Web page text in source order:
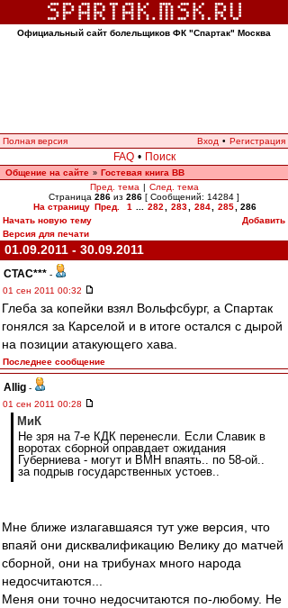
Официальный сайт болельщиков ФК "Спартак" Москва
Полная версия Вход • Регистрация
FAQ • Поиск
Общение на сайте » Гостевая книга ВВ
Пред. тема | След. тема
Страница 286 из 286 [ Сообщений: 14284 ]
На страницу Пред. 1 282 283 284 285
286
Начать новую тему
Добавить
Версия для печати
01.09.2011 - 30.09.2011
CTAC*** -
01 сен 2011 00:32
Глеба за копейки взял Вольфсбург, а Спартак
гонялся за Карселой и в итоге остался с дырой
на позиции атакующего хава.
Последнее сообщение
Allig -
01 сен 2011 00:28
МиК
Не зря на 7-е КДК перенесли. Если Славик в
воротах сборной оправдает ожидания
Губерниева - могут и ВМН впаять.. по 58-ой..
за подрыв государственных устоев..
Мне ближе излагавшаяся тут уже версия, что
впаяй они дисквалификацию Велику до матчей
сборной, они на трибунах много народа
недосчитаются...
Меня они точно недосчитаются по-любому. Не